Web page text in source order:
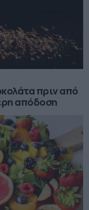
πριν από
απόδοση